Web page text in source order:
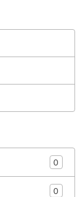
0
0